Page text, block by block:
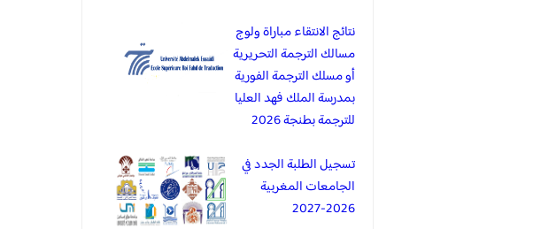
نتائج الانتقاء مباراة ولوج
مسالك الترجمة التحريرية
أو مسلك الترجمة الفورية
بمدرسة الملك فهد العليا
للترجمة بطنجة 2026
تسجيل الطلبة الجدد في
الجامعات المغربية
2026-2027